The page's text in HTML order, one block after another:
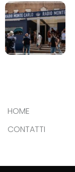
HOME
CONTATTI